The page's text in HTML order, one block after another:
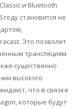
и Bluetooth
году становится не
Это позволит
трансляциям
существенно
высокого
что в связке
которые будут